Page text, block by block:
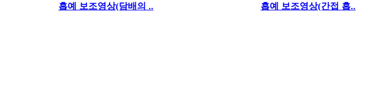
흡예 보조영상(담배의 .. 흡예 보조영상(간접 흡..